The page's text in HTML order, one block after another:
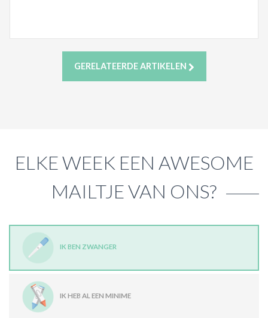
GERELATEERDE ARTIKELEN
ELKE WEEK EEN AWESOME
MAILTJE VAN ONS?
IK BEN ZWANGER
IK HEB AL EEN MINIME